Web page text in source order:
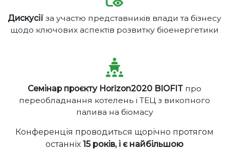
Дискусії за участю представників влади та бізнесу
щодо ключових аспектів розвитку біоенергетики
Семінар проєкту Horizon2020 BIOFIT про
переобладнання котелень і ТЕЦ з викопного
палива на біомасу
Конференція проводиться щорічно протягом
останніх 15 років, і є найбільшою